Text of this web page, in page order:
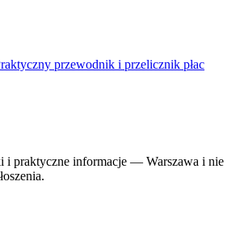
przewodnik i przelicznik płac
i praktyczne informacje — Warszawa i nie